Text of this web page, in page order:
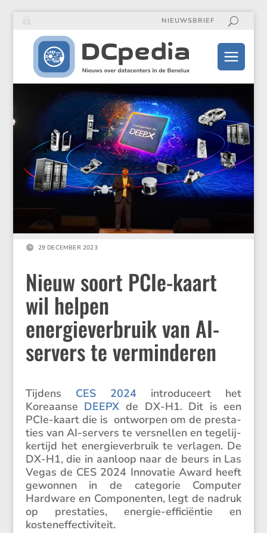
NIEUWSBRIEF
 29 DECEMBER 2023
Nieuw soort PCIe-kaart
wil helpen
energieverbruik van AI-
servers te verminderen
Tijdens CES 2024 intro­du­ceert het
Koreaanse DEEPX de DX-H1. Dit is een
PCIe-kaart die is ontworpen om de presta­
ties van AI-servers te versnellen en tegelij­
ker­tijd het energie­ver­bruik te verlagen. De
DX-H1, die in aanloop naar de beurs in Las
Vegas de CES 2024 Innovatie Award heeft
gewonnen in de categorie Computer
Hardware en Compo­nenten, legt de nadruk
op presta­ties, energie-effici­ëntie en
kosteneffectiviteit.